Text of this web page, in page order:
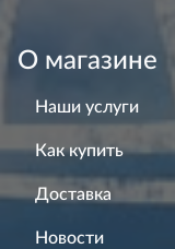
О магазине
Наши услуги
Как купить
Доставка
Новости